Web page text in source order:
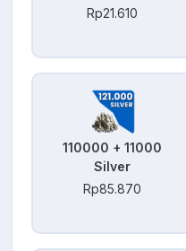
Rp21.610
110000 + 11000
Silver
Rp85.870